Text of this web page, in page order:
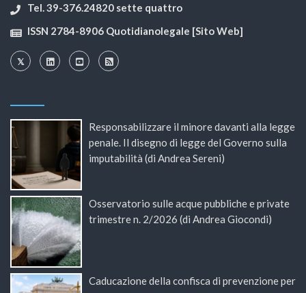
Tel. 39-376.24820 sette quattro
ISSN 2784-8906 Quotidianolegale [Sito Web]
Responsabilizzare il minore davanti alla legge
penale. Il disegno di legge del Governo sulla
imputabilità (di Andrea Sereni)
Osservatorio sulle acque pubbliche e private
trimestre n. 2/2026 (di Andrea Giocondi)
Caducazione della confisca di prevenzione per